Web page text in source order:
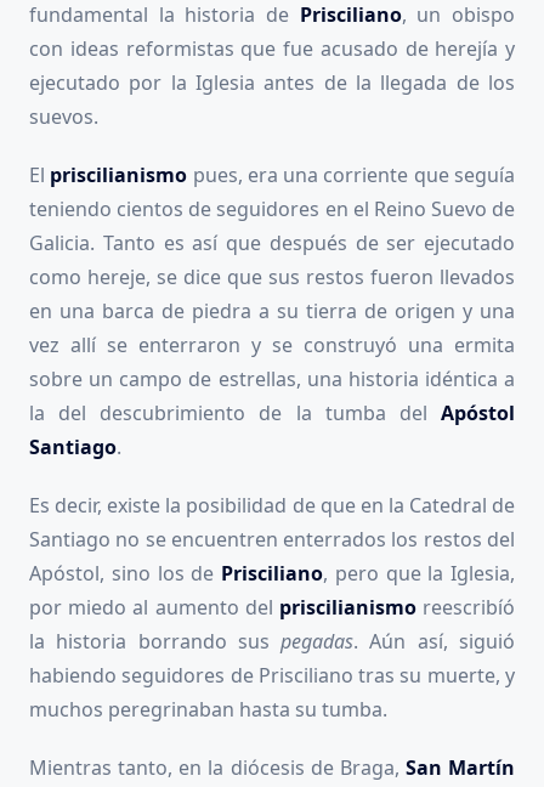
fundamental la historia de Prisciliano, un obispo
con ideas reformistas que fue acusado de herejía y
ejecutado por la Iglesia antes de la llegada de los
suevos.
El priscilianismo pues, era una corriente que seguía
teniendo cientos de seguidores en el Reino Suevo de
Galicia. Tanto es así que después de ser ejecutado
como hereje, se dice que sus restos fueron llevados
en una barca de piedra a su tierra de origen y una
vez allí se enterraron y se construyó una ermita
sobre un campo de estrellas, una historia idéntica a
la del descubrimiento de la tumba del Apóstol
Santiago.
Es decir, existe la posibilidad de que en la Catedral de
Santiago no se encuentren enterrados los restos del
Apóstol, sino los de Prisciliano, pero que la Iglesia,
por miedo al aumento del priscilianismo reescribíó
la historia borrando suspegadas. Aún así, siguió
habiendo seguidores de Prisciliano tras su muerte, y
muchos peregrinaban hasta su tumba.
Mientras tanto, en la diócesis de Braga, San Martín